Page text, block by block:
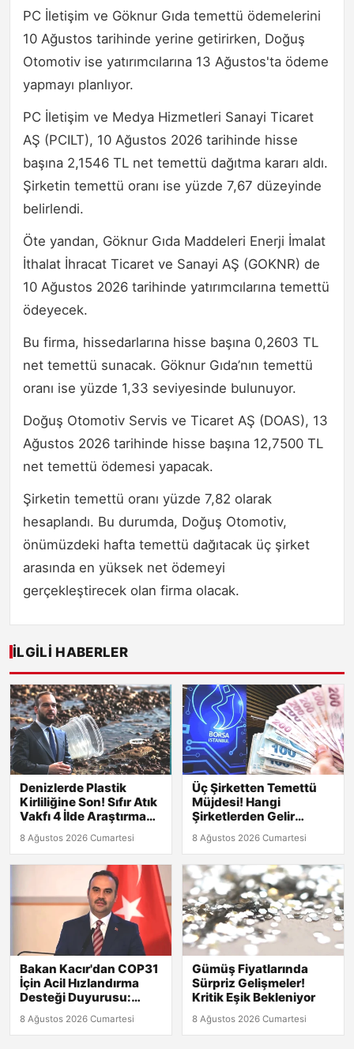
PC İletişim ve Göknur Gıda temettü ödemelerini
10 Ağustos tarihinde yerine getirirken, Doğuş
Otomotiv ise yatırımcılarına 13 Ağustos'ta ödeme
yapmayı planlıyor.
PC İletişim ve Medya Hizmetleri Sanayi Ticaret
AŞ (PCILT), 10 Ağustos 2026 tarihinde hisse
başına 2,1546 TL net temettü dağıtma kararı aldı.
Şirketin temettü oranı ise yüzde 7,67 düzeyinde
belirlendi.
Öte yandan, Göknur Gıda Maddeleri Enerji İmalat
İthalat İhracat Ticaret ve Sanayi AŞ (GOKNR) de
10 Ağustos 2026 tarihinde yatırımcılarına temettü
ödeyecek.
Bu firma, hissedarlarına hisse başına 0,2603 TL
net temettü sunacak. Göknur Gıda’nın temettü
oranı ise yüzde 1,33 seviyesinde bulunuyor.
Doğuş Otomotiv Servis ve Ticaret AŞ (DOAS), 13
Ağustos 2026 tarihinde hisse başına 12,7500 TL
net temettü ödemesi yapacak.
Şirketin temettü oranı yüzde 7,82 olarak
hesaplandı. Bu durumda, Doğuş Otomotiv,
önümüzdeki hafta temettü dağıtacak üç şirket
arasında en yüksek net ödemeyi
gerçekleştirecek olan firma olacak.
İLGILI HABERLER
Denizlerde Plastik
Kirliliğine Son! Sıfır Atık
Vakfı 4 İlde Araştırma
Başlatıyor
8 Ağustos 2026 Cumartesi
Üç Şirketten Temettü
Müjdesi! Hangi
Şirketlerden Gelir
Bekleniyor?
8 Ağustos 2026 Cumartesi
Bakan Kacır'dan COP31
İçin Acil Hızlandırma
Desteği Duyurusu:
Başvuru Son Tarihi 30
Ağustos!
8 Ağustos 2026 Cumartesi
Gümüş Fiyatlarında
Sürpriz Gelişmeler!
Kritik Eşik Bekleniyor
8 Ağustos 2026 Cumartesi